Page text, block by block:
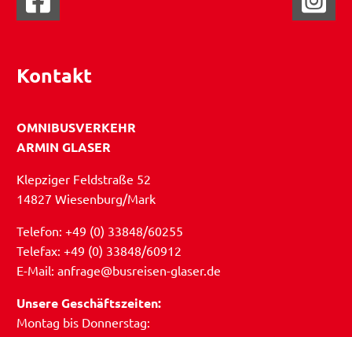
Kontakt
OMNIBUSVERKEHR
ARMIN GLASER
Klepziger Feldstraße 52
14827 Wiesenburg/Mark
Telefon: +49 (0) 33848/60255
Telefax: +49 (0) 33848/60912
E-Mail: anfrage@busreisen-glaser.de
Unsere Geschäftszeiten:
Montag bis Donnerstag: